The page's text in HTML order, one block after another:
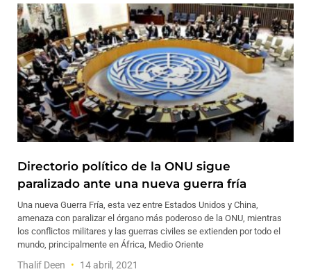
Directorio político de la ONU sigue
paralizado ante una nueva guerra fría
Una nueva Guerra Fría, esta vez entre Estados Unidos y China,
amenaza con paralizar el órgano más poderoso de la ONU, mientras
los conflictos militares y las guerras civiles se extienden por todo el
mundo, principalmente en África, Medio Oriente
Thalif Deen 14 abril, 2021